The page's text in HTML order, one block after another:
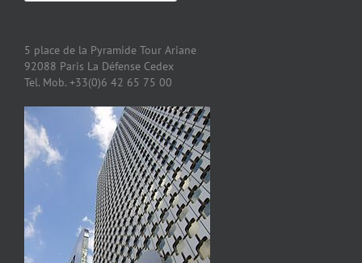
5 place de la Pyramide Tour Ariane
92088 Paris La Défense Cedex
Tel. Mob. +33(0)6 42 65 75 00